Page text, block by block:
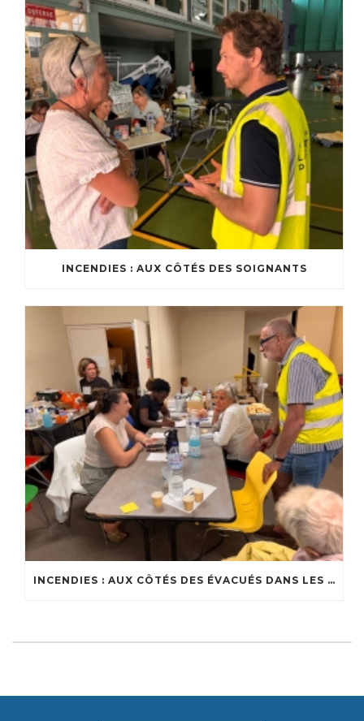
INCENDIES : AUX CÔTÉS DES SOIGNANTS
INCENDIES : AUX CÔTÉS DES ÉVACUÉS DANS LES CENTRES D’ACCUEIL DU BASSIN